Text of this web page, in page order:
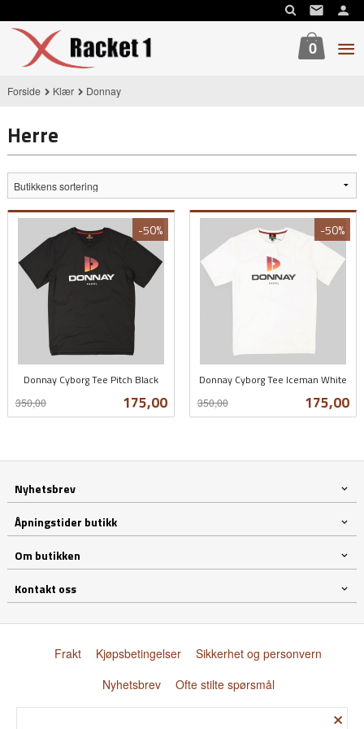
til
innholdet
0
Forside Klær Donnay
Herre
Donnay Cyborg Tee Pitch Black
Tilbud
175,00
350,00
-50%
mva.
Donnay Cyborg Tee Iceman White
Tilbud
175,00
350,00
-50%
mva.
Nyhetsbrev
Åpningstider butikk
Om butikken
Kontakt oss
Frakt Kjøpsbetingelser
Sikkerhet og personvern
Nyhetsbrev
Ofte stilte spørsmål
×